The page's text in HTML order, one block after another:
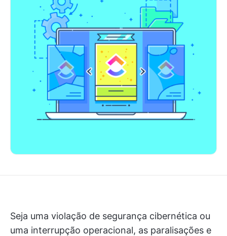
Seja uma violação de segurança cibernética ou
uma interrupção operacional, as paralisações e